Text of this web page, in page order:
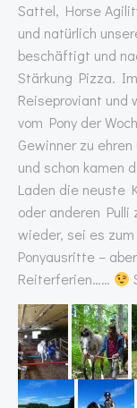
Sattel, Horse
und natürlich
beschäftigt und
Stärkung Pizza.
Reiseproviant und
vom Pony der
Gewinner zu
und schon kamen
Laden die neuste
oder anderen Pulli
wieder, sei es
Ponyausritte –
Reiterferien……